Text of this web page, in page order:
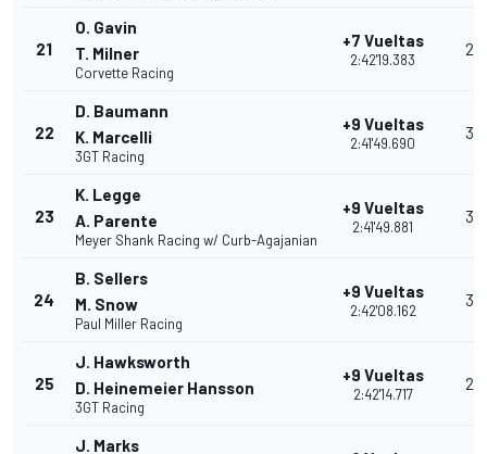
21
O. Gavin
T. Milner
Corvette Racing
+7 Vueltas
2:42'19.383
23
22
D. Baumann
K. Marcelli
3GT Racing
+9 Vueltas
2:41'49.690
35
23
K. Legge
A. Parente
Meyer Shank Racing w/ Curb-Agajanian
+9 Vueltas
2:41'49.881
32
24
B. Sellers
M. Snow
Paul Miller Racing
+9 Vueltas
2:42'08.162
30
25
J. Hawksworth
D. Heinemeier Hansson
3GT Racing
+9 Vueltas
2:42'14.717
28
J. Marks